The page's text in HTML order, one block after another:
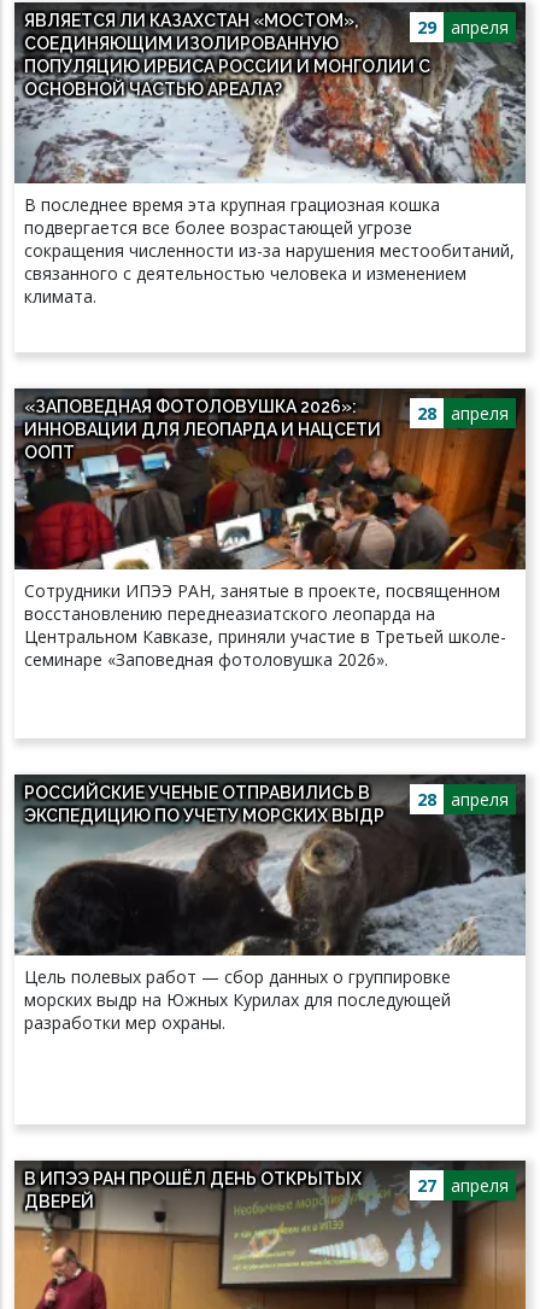
29 апреля
ЯВЛЯЕТСЯ ЛИ КАЗАХСТАН «МОСТОМ»,
СОЕДИНЯЮЩИМ ИЗОЛИРОВАННУЮ
ПОПУЛЯЦИЮ ИРБИСА РОССИИ И МОНГОЛИИ С
ОСНОВНОЙ ЧАСТЬЮ АРЕАЛА?
В последнее время эта крупная грациозная кошка
подвергается все более возрастающей угрозе
сокращения численности из-за нарушения местообитаний,
связанного с деятельностью человека и изменением
климата.
28 апреля
«ЗАПОВЕДНАЯ ФОТОЛОВУШКА 2026»:
ИННОВАЦИИ ДЛЯ ЛЕОПАРДА И НАЦСЕТИ
ООПТ
Сотрудники ИПЭЭ РАН, занятые в проекте, посвященном
восстановлению переднеазиатского леопарда на
Центральном Кавказе, приняли участие в Третьей школе-
семинаре «Заповедная фотоловушка 2026».
28 апреля
РОССИЙСКИЕ УЧЕНЫЕ ОТПРАВИЛИСЬ В
ЭКСПЕДИЦИЮ ПО УЧЕТУ МОРСКИХ ВЫДР
Цель полевых работ — сбор данных о группировке
морских выдр на Южных Курилах для последующей
разработки мер охраны.
27 апреля
В ИПЭЭ РАН ПРОШЁЛ ДЕНЬ ОТКРЫТЫХ
ДВЕРЕЙ